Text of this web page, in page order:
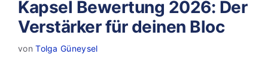
Kapsel Bewertung 2026: Der
Verstärker für deinen Bloc
vonTolga Güneysel